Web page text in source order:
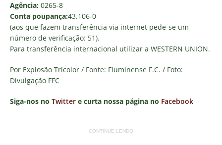
Agência: 0265-8
Conta poupança:43.106-0
(aos que fazem transferência via internet pede-se um
número de verificação: 51).
Para transferência internacional utilizar a WESTERN UNION.
Por Explosão Tricolor / Fonte: Fluminense F.C. / Foto:
Divulgação FFC
Siga-nos no Twitter e curta nossa página no Facebook
CONTINUE LENDO